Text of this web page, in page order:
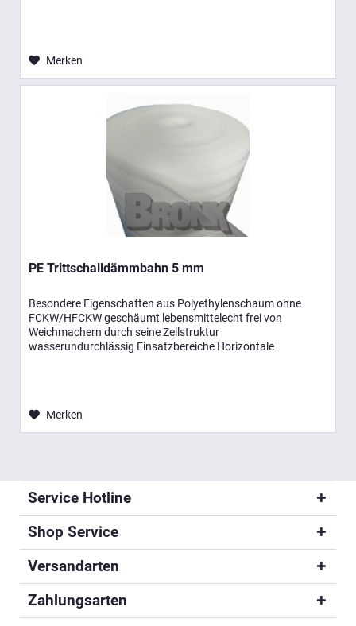
Merken
PE Trittschalldämmbahn 5 mm
Besondere Eigenschaften aus Polyethylenschaum ohne
FCKW/HFCKW geschäumt lebensmittelecht frei von
Weichmachern durch seine Zellstruktur
wasserundurchlässig Einsatzbereiche Horizontale
Merken
Service Hotline
Shop Service
Versandarten
Zahlungsarten